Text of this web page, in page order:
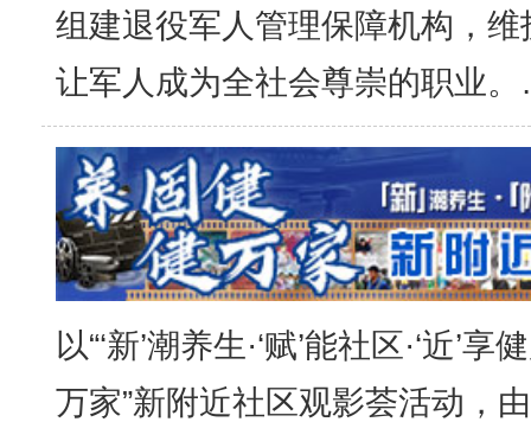
组建退役军人管理保障机构，
让军人成为全社会尊崇的职业
以“‘新’潮养生·‘赋’能社区·‘近’
万家”新附近社区观影荟活动，